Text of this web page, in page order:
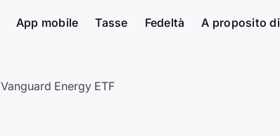
App mobile Tasse Fedeltà A proposito di
Vanguard Energy ETF